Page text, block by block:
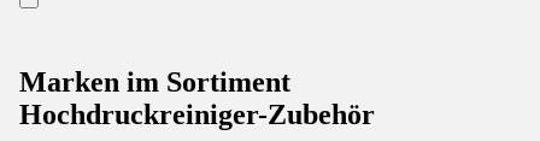
Marken im Sortiment
Hochdruckreiniger-Zubehör